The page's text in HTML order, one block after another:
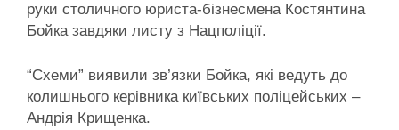
руки столичного юриста-бізнесмена Костянтина
Бойка завдяки листу з Нацполіції.
“Схеми” виявили зв’язки Бойка, які ведуть до
колишнього керівника київських поліцейських –
Андрія Крищенка.